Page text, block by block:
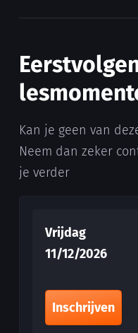
Kan je geen van
Neem dan zeker
je verder
Vrijdag
11/12/2026
Inschrijven